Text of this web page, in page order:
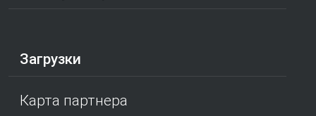
Загрузки
Карта партнера